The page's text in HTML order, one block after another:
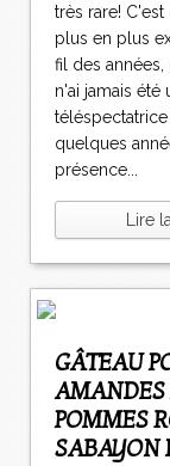
très rare!
plus en plus
fil des
n'ai jamais été
quelques
présence...
Lire
GÂTEAU POMMES-
AMANDES
POMMES
SABAYON